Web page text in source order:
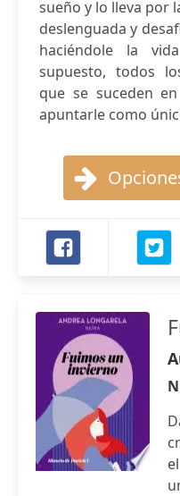
sueño y lo lleva por
deslenguada y
haciéndole la
supuesto, todos
que se suceden
apuntarle como